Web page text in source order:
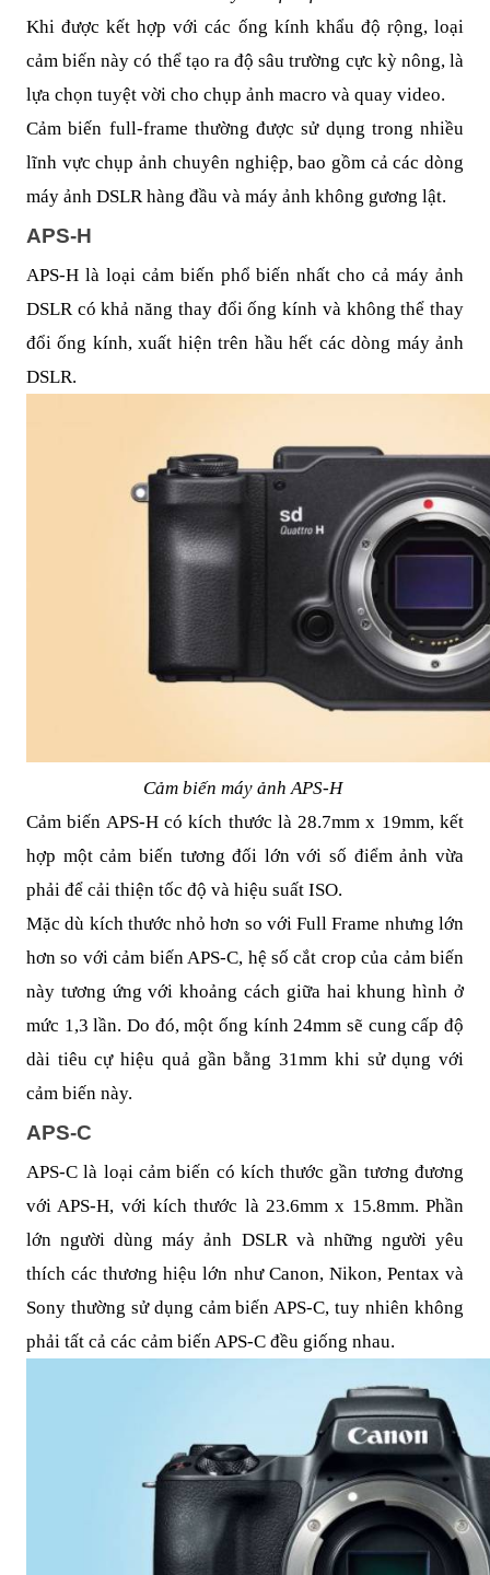
Khi được kết hợp với các ống kính khẩu độ rộng, loại
cảm biến này có thể tạo ra độ sâu trường cực kỳ nông, là
lựa chọn tuyệt vời cho chụp ảnh macro và quay video.
Cảm biến full-frame thường được sử dụng trong nhiều
lĩnh vực chụp ảnh chuyên nghiệp, bao gồm cả các dòng
máy ảnh DSLR hàng đầu và máy ảnh không gương lật.
APS-H
APS-H là loại cảm biến phổ biến nhất cho cả máy ảnh
DSLR có khả năng thay đổi ống kính và không thể thay
đổi ống kính, xuất hiện trên hầu hết các dòng máy ảnh
DSLR.
Cảm biến máy ảnh APS-H
Cảm biến APS-H có kích thước là 28.7mm x 19mm, kết
hợp một cảm biến tương đối lớn với số điểm ảnh vừa
phải để cải thiện tốc độ và hiệu suất ISO.
Mặc dù kích thước nhỏ hơn so với Full Frame nhưng lớn
hơn so với cảm biến APS-C, hệ số cắt crop của cảm biến
này tương ứng với khoảng cách giữa hai khung hình ở
mức 1,3 lần. Do đó, một ống kính 24mm sẽ cung cấp độ
dài tiêu cự hiệu quả gần bằng 31mm khi sử dụng với
cảm biến này.
APS-C
APS-C là loại cảm biến có kích thước gần tương đương
với APS-H, với kích thước là 23.6mm x 15.8mm. Phần
lớn người dùng máy ảnh DSLR và những người yêu
thích các thương hiệu lớn như Canon, Nikon, Pentax và
Sony thường sử dụng cảm biến APS-C, tuy nhiên không
phải tất cả các cảm biến APS-C đều giống nhau.